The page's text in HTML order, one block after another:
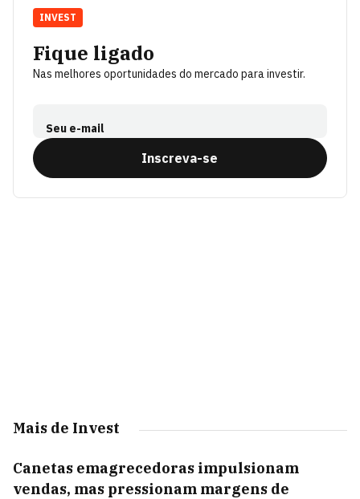
Fique ligado
Nas melhores oportunidades do mercado para investir.
Seu e-mail
Inscreva-se
INVEST
Mais de Invest
Canetas emagrecedoras impulsionam
vendas, mas pressionam margens de